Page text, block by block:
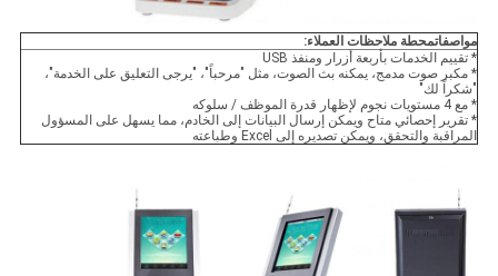
مواصفاتمحطة ملاحظات العملاء:
* تقييم الخدمات بأربعة أزرار ومنفذ USB
* مكبر صوت مدمج، يمكنه بث الصوت، مثل "مرحباً"، "يرجى التعليق على الخدمة"،
"شكراً لك"
* مع 4 مستويات نجوم لإظهار قدرة الموظف / سلوكه
* تقرير إحصائي متاح ويمكن إرسال البيانات إلى الخادم، مما يسهل على المسؤول
المراقبة والتحقق، ويمكن تصديره إلى Excel وطباعته